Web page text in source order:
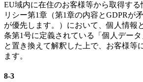
EU域内に在住のお客様等から取得す
リシー第1章（第1章の内容とGDPRが
が優先します。）において、個人情報
条第1号に定義されている「個人データ
と置き換えて解釈した上で、お客様等
ます。
8-3